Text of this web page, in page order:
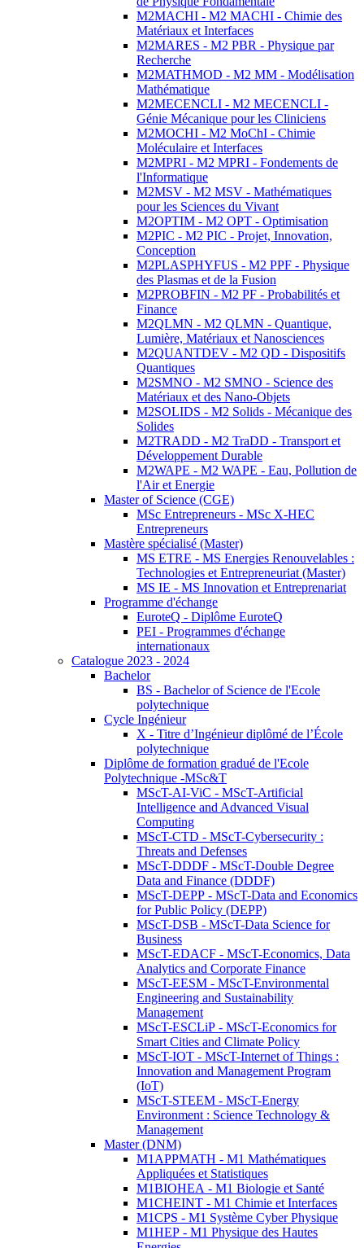
M2MACHI - M2 MACHI - Chimie des
Matériaux et Interfaces
M2MARES - M2 PBR - Physique par
Recherche
M2MATHMOD - M2 MM - Modélisation
Mathématique
M2MECENCLI - M2 MECENCLI -
Génie Mécanique pour les Cliniciens
M2MOCHI - M2 MoChI - Chimie
Moléculaire et Interfaces
M2MPRI - M2 MPRI - Fondements de
l'Informatique
M2MSV - M2 MSV - Mathématiques
pour les Sciences du Vivant
M2OPTIM - M2 OPT - Optimisation
M2PIC - M2 PIC - Projet, Innovation,
Conception
M2PLASPHYFUS - M2 PPF - Physique
des Plasmas et de la Fusion
M2PROBFIN - M2 PF - Probabilités et
Finance
M2QLMN - M2 QLMN - Quantique,
Lumière, Matériaux et Nanosciences
M2QUANTDEV - M2 QD - Dispositifs
Quantiques
M2SMNO - M2 SMNO - Science des
Matériaux et des Nano-Objets
M2SOLIDS - M2 Solids - Mécanique des
Solides
M2TRADD - M2 TraDD - Transport et
Développement Durable
M2WAPE - M2 WAPE - Eau, Pollution de
l'Air et Energie
Master of Science (CGE)
MSc Entrepreneurs - MSc X-HEC
Entrepreneurs
Mastère spécialisé (Master)
MS ETRE - MS Energies Renouvelables :
Technologies et Entrepreneuriat (Master)
MS IE - MS Innovation et Entreprenariat
Programme d'échange
EuroteQ - Diplôme EuroteQ
PEI - Programmes d'échange
internationaux
Catalogue 2023 - 2024
Bachelor
BS - Bachelor of Science de l'Ecole
polytechnique
Cycle Ingénieur
X - Titre d’Ingénieur diplômé de l’École
polytechnique
Diplôme de formation gradué de l'Ecole
Polytechnique -MSc&T
MScT-AI-ViC - MScT-Artificial
Intelligence and Advanced Visual
Computing
MScT-CTD - MScT-Cybersecurity :
Threats and Defenses
MScT-DDDF - MScT-Double Degree
Data and Finance (DDDF)
MScT-DEPP - MScT-Data and Economics
for Public Policy (DEPP)
MScT-DSB - MScT-Data Science for
Business
MScT-EDACF - MScT-Economics, Data
Analytics and Corporate Finance
MScT-EESM - MScT-Environmental
Engineering and Sustainability
Management
MScT-ESCLiP - MScT-Economics for
Smart Cities and Climate Policy
MScT-IOT - MScT-Internet of Things :
Innovation and Management Program
(IoT)
MScT-STEEM - MScT-Energy
Environment : Science Technology &
Management
Master (DNM)
M1APPMATH - M1 Mathématiques
Appliquées et Statistiques
M1BIOHEA - M1 Biologie et Santé
M1CHEINT - M1 Chimie et Interfaces
M1CPS - M1 Système Cyber Physique
M1HEP - M1 Physique des Hautes